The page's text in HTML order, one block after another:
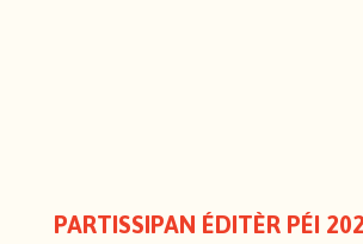
PARTISSIPAN ÉDITÈR PÉI